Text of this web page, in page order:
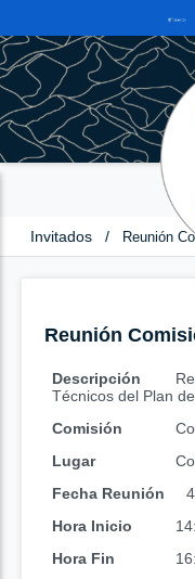
Invitados / Reunión
Reunión
Descripción
Técnicos del Plan
Comisión
Lugar
Fecha Reunión
Hora Inicio
Hora Fin